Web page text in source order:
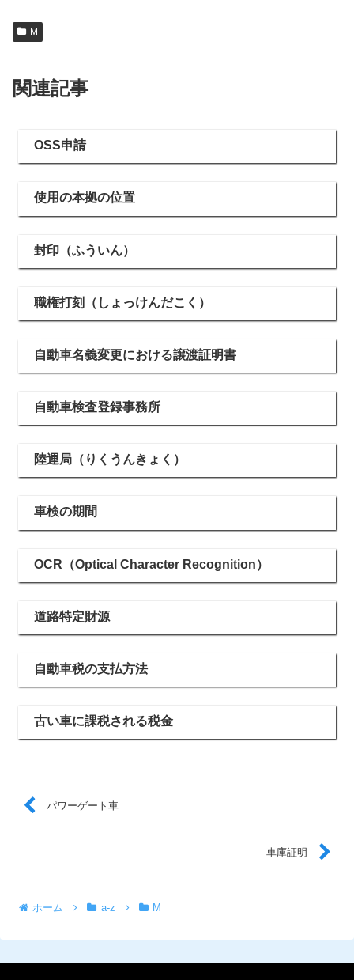
M
関連記事
OSS申請
使用の本拠の位置
封印（ふういん）
職権打刻（しょっけんだこく）
自動車名義変更における譲渡証明書
自動車検査登録事務所
陸運局（りくうんきょく）
車検の期間
OCR（Optical Character Recognition）
道路特定財源
自動車税の支払方法
古い車に課税される税金
パワーゲート車
車庫証明
ホーム a-z M